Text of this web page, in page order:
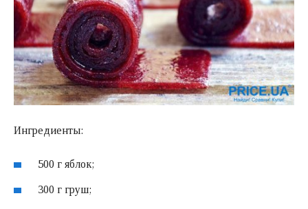
Ингредиенты:
500 г яблок;
300 г груш;